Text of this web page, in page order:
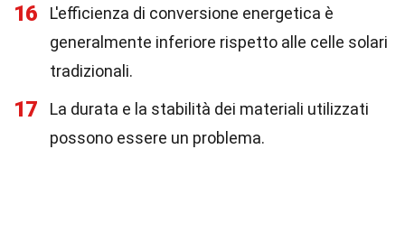
16
L'efficienza di conversione energetica è
generalmente inferiore rispetto alle celle solari
tradizionali.
17
La durata e la stabilità dei materiali utilizzati
possono essere un problema.